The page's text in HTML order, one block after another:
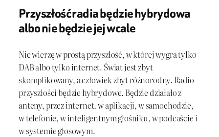
Przyszłość radia będzie hybrydowa
albo nie będzie jej wcale
Nie wierzę w prostą przyszłość, w której wygra tylko
DAB albo tylko internet. Świat jest zbyt
skomplikowany, a człowiek zbyt różnorodny. Radio
przyszłości będzie hybrydowe. Będzie działało z
anteny, przez internet, w aplikacji, w samochodzie,
w telefonie, w inteligentnym głośniku, w podcaście i
w systemie głosowym.